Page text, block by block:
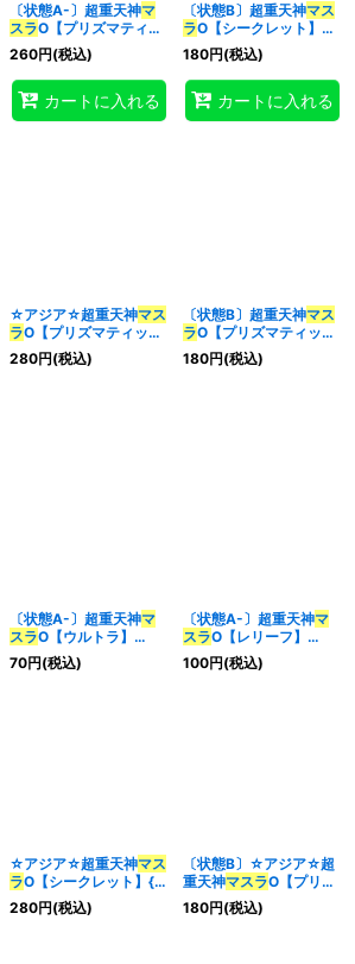
〔状態A-〕超重天神マ
スラO【プリズマティッ
クシークレット】
{CYAC-JP039}《シン
クロ》
260円(税込)
カートに入れる
〔状態B〕超重天神マス
ラO【シークレット】
{CYAC-JP039}《シン
クロ》
180円(税込)
カートに入れる
☆アジア☆超重天神マス
ラO【プリズマティック
シークレット】{アジア
CYAC-JP039}《シンク
280円(税込)
〔状態B〕超重天神マス
ラO【プリズマティック
シークレット】{CYAC-
JP039}《シンクロ》
180円(税込)
〔状態A-〕超重天神マ
スラO【ウルトラ】
{CYAC-JP039}《シン
クロ》
70円(税込)
〔状態A-〕超重天神マ
スラO【レリーフ】
{CYAC-JP039}《シン
クロ》
100円(税込)
☆アジア☆超重天神マス
ラO【シークレット】{ア
ジアCYAC-JP039}《シ
ンクロ》
280円(税込)
〔状態B〕☆アジア☆超
重天神マスラO【プリズ
マティックシークレッ
ト】{アジアCYAC-
180円(税込)